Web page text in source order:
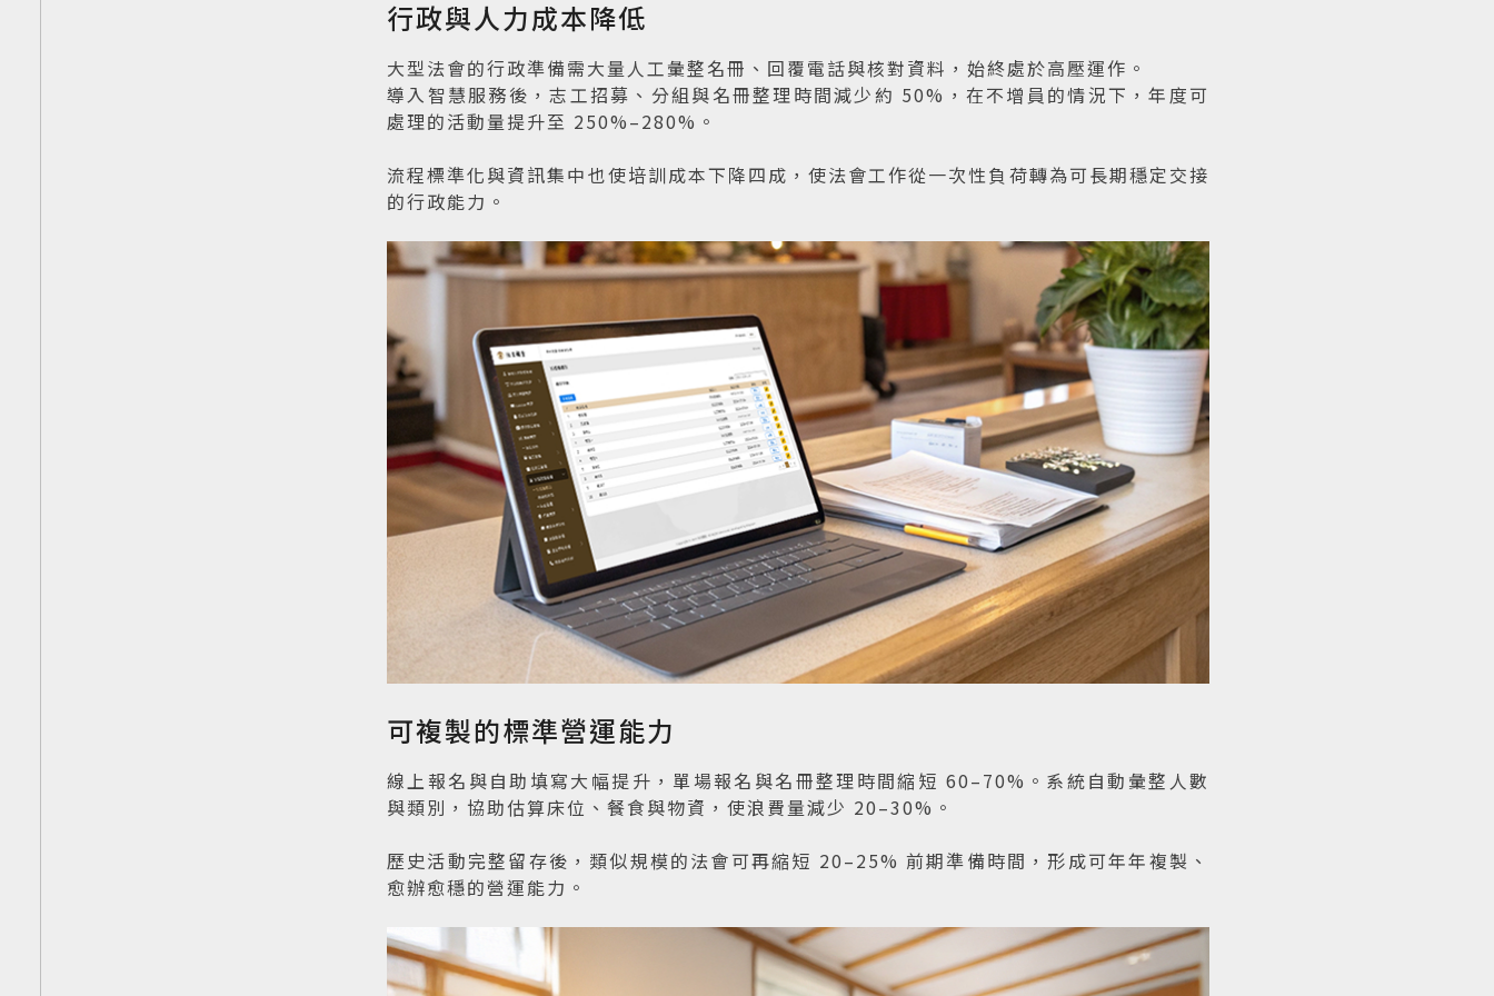
行政與人力成本降低
大型法會的行政準備需大量人工彙整名冊、回覆電話與核對資料，始終處於高壓運作。
導入智慧服務後，志工招募、分組與名冊整理時間減少約 50%，在不增員的情況下，年度可
處理的活動量提升至 250%–280%。
流程標準化與資訊集中也使培訓成本下降四成，使法會工作從一次性負荷轉為可長期穩定交接
的行政能力。
可複製的標準營運能力
線上報名與自助填寫大幅提升，單場報名與名冊整理時間縮短 60–70%。系統自動彙整人數
與類別，協助估算床位、餐食與物資，使浪費量減少 20–30%。
歷史活動完整留存後，類似規模的法會可再縮短 20–25% 前期準備時間，形成可年年複製、
愈辦愈穩的營運能力。